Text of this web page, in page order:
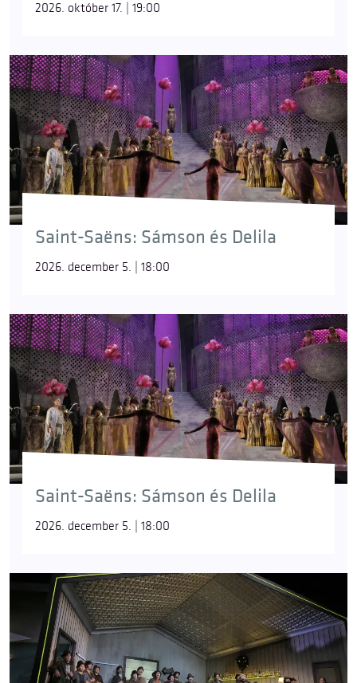
2026. október 17. | 19:00
Saint-Saëns: Sámson és Delila
2026. december 5. | 18:00
Saint-Saëns: Sámson és Delila
2026. december 5. | 18:00